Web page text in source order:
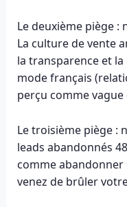
Le deuxième piège :
La culture de vente
la transparence et
mode français
perçu comme
Le troisième piège :
leads abandonnés
comme abandonner
venez de brûler